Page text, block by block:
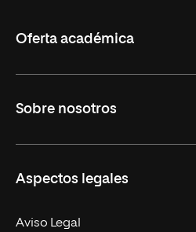
Oferta académica
Másteres Oficiales
Doctorados
Experto Universitario
Sobre nosotros
Facultades
Nuestro Equipo
Aspectos legales
Aviso Legal